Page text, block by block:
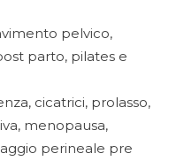
pelvico,
parto, pilates e
cicatrici, prolasso,
menopausa,
perineale pre